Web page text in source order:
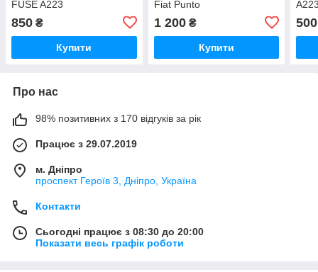
FUSE A223
850 ₴
Купити
Fiat Punto
1 200₴
Купити
500
Про нас
98% позитивних з 170 відгуків за рік
Працює з 29.07.2019
м. Дніпро
проспект Героїв 3, Дніпро, Україна
Контакти
Сьогодні працює з 08:30 до 20:00
Показати весь графік роботи